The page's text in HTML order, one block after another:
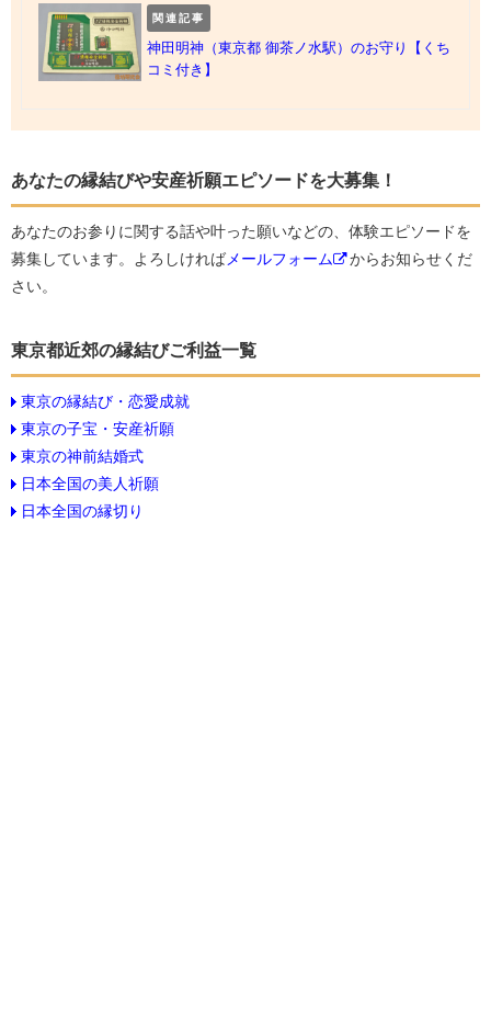
関連記事
神田明神（東京都 御茶ノ水駅）のお守り【くち
コミ付き】
あなたの縁結びや安産祈願エピソードを大募集！
あなたのお参りに関する話や叶った願いなどの、体験エピソードを
募集しています。よろしければ メールフォーム
からお知らせくだ
さい。
東京都近郊の縁結びご利益一覧
東京の縁結び・恋愛成就
東京の子宝・安産祈願
東京の神前結婚式
日本全国の美人祈願
日本全国の縁切り